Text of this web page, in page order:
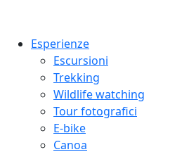
Esperienze
Escursioni
Trekking
Wildlife watching
Tour fotografici
E-bike
Canoa